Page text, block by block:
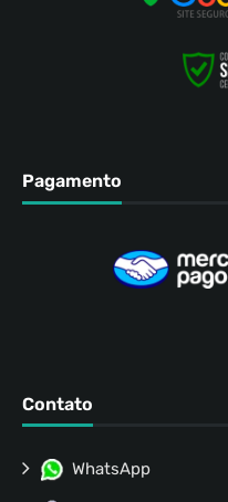
Pagamento
Contato
WhatsApp